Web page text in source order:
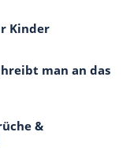
Kinder
man an das
&